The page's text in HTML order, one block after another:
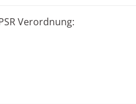
Verordnung: